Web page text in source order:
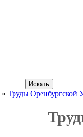
Искать
» Труды Оренбургской